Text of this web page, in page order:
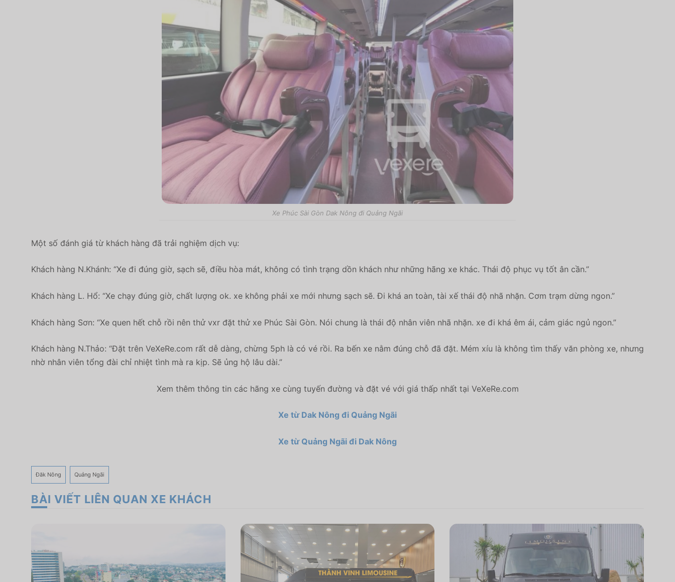
Xe Phúc Sài Gòn Dak Nông đi Quảng Ngãi
Một số đánh giá từ khách hàng đã trải nghiệm dịch vụ:
Khách hàng N.Khánh: “Xe đi đúng giờ, sạch sẽ, điều hòa mát, không có tình trạng dồn khách như những hãng xe khác. Thái độ phục vụ tốt ân cần.”
Khách hàng L. Hổ: “Xe chạy đúng giờ, chất lượng ok. xe không phải xe mới nhưng sạch sẽ. Đi khá an toàn, tài xế thái độ nhã nhặn. Cơm trạm dừng ngon.”
Khách hàng Sơn: “Xe quen hết chỗ rồi nên thử vxr đặt thử xe Phúc Sài Gòn. Nói chung là thái độ nhân viên nhã nhặn. xe đi khá êm ái, cảm giác ngủ ngon.”
Khách hàng N.Thảo: “Đặt trên VeXeRe.com rất dễ dàng, chừng 5ph là có vé rồi. Ra bến xe nằm đúng chỗ đã đặt. Mém xíu là không tìm thấy văn phòng xe, nhưng
nhờ nhân viên tổng đài chỉ nhiệt tình mà ra kịp. Sẽ ủng hộ lâu dài.”
Xem thêm thông tin các hãng xe cùng tuyến đường và đặt vé với giá thấp nhất tại VeXeRe.com
Xe từ Dak Nông đi Quảng Ngãi
Xe từ Quảng Ngãi đi Dak Nông
Đăk Nông Quảng Ngãi
BÀI VIẾT LIÊN QUAN XE KHÁCH